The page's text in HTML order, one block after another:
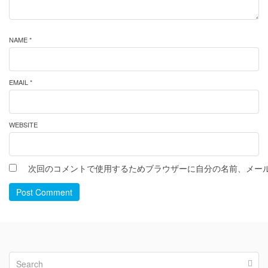
NAME *
EMAIL *
WEBSITE
次回のコメントで使用するためブラウザーに自分の名前、メー
Post Comment